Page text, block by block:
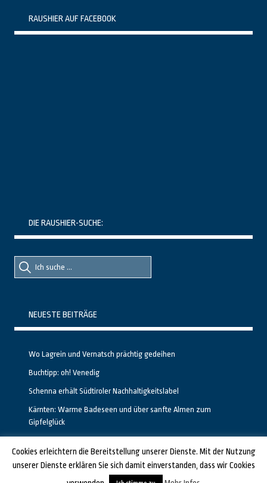
RAUSHIER AUF FACEBOOK
DIE RAUSHIER-SUCHE:
Suche
nach::
Suche
nach:
NEUESTE BEITRÄGE
Wo Lagrein und Vernatsch prächtig gedeihen
Buchtipp: oh! Venedig
Schenna erhält Südtiroler Nachhaltigkeitslabel
Kärnten: Warme Badeseen und über sanfte Almen zum
Gipfelglück
GESTALTET UND PROGRAMMIERT VON ALBERTO & FRANZ BEI LUCID.BERLIN
Cookies erleichtern die Bereitstellung unserer Dienste. Mit der Nutzung
unserer Dienste erklären Sie sich damit einverstanden, dass wir Cookies